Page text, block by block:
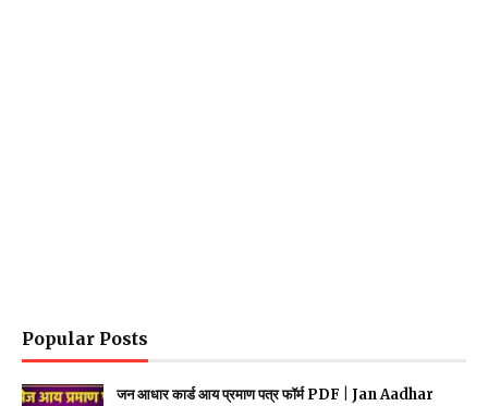
Popular Posts
जन आधार कार्ड आय प्रमाण पत्र फॉर्म PDF | Jan Aadhar